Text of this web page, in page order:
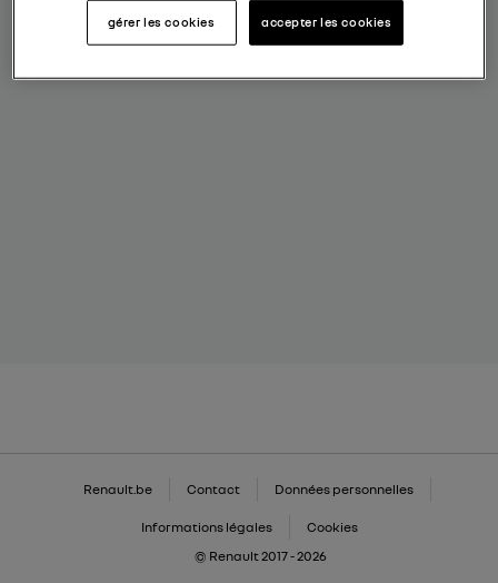
complétez vos coordonnées
Renault.be Contact Données personnelles
Informations légales
Cookies
© Renault 2017 - 2026
accepter les cookies
gérer les cookies